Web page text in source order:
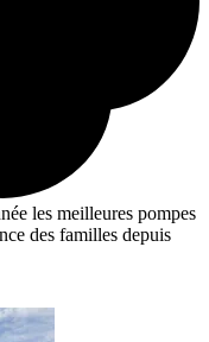
les meilleures pompes
des familles depuis